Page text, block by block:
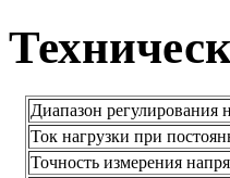
Диапазон регулирования
Ток нагрузки при
Точность измерения